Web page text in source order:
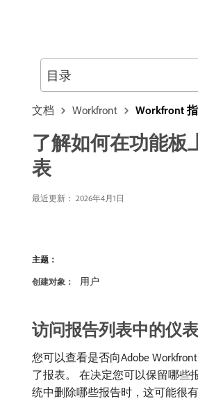
文档 Workfront Workfront
了解如何在功能板
表
最近更新： 2026年4月1日
主题：
创建对象： 用户
访问报告列表中的仪
您可以查看是否向Adobe
了报表。 在决定您可以保留哪些
统中删除哪些报告时，这可能很
目录